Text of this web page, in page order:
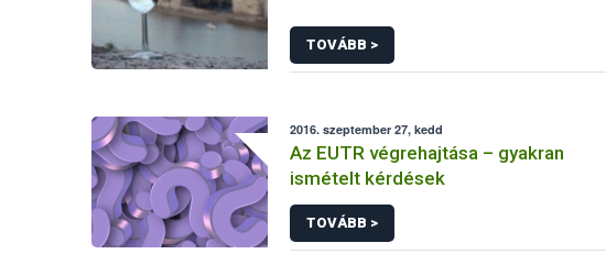
TOVÁBB >
2016. szeptember 27, kedd
Az EUTR végrehajtása – gyakran
ismételt kérdések
TOVÁBB >